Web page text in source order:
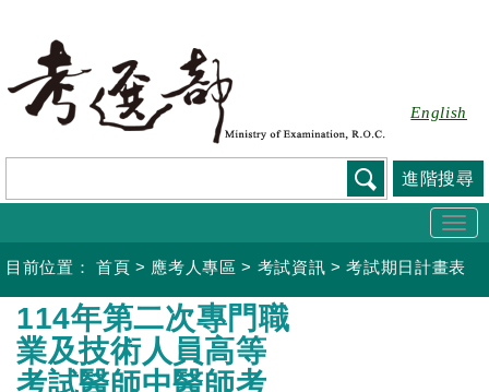
要
容
English
進階搜尋
目前位置： 首頁 > 應考人專區 > 考試資訊 >考試期日計畫表
:::
114年第二次專門職
業及技術人員高等
考試醫師中醫師考